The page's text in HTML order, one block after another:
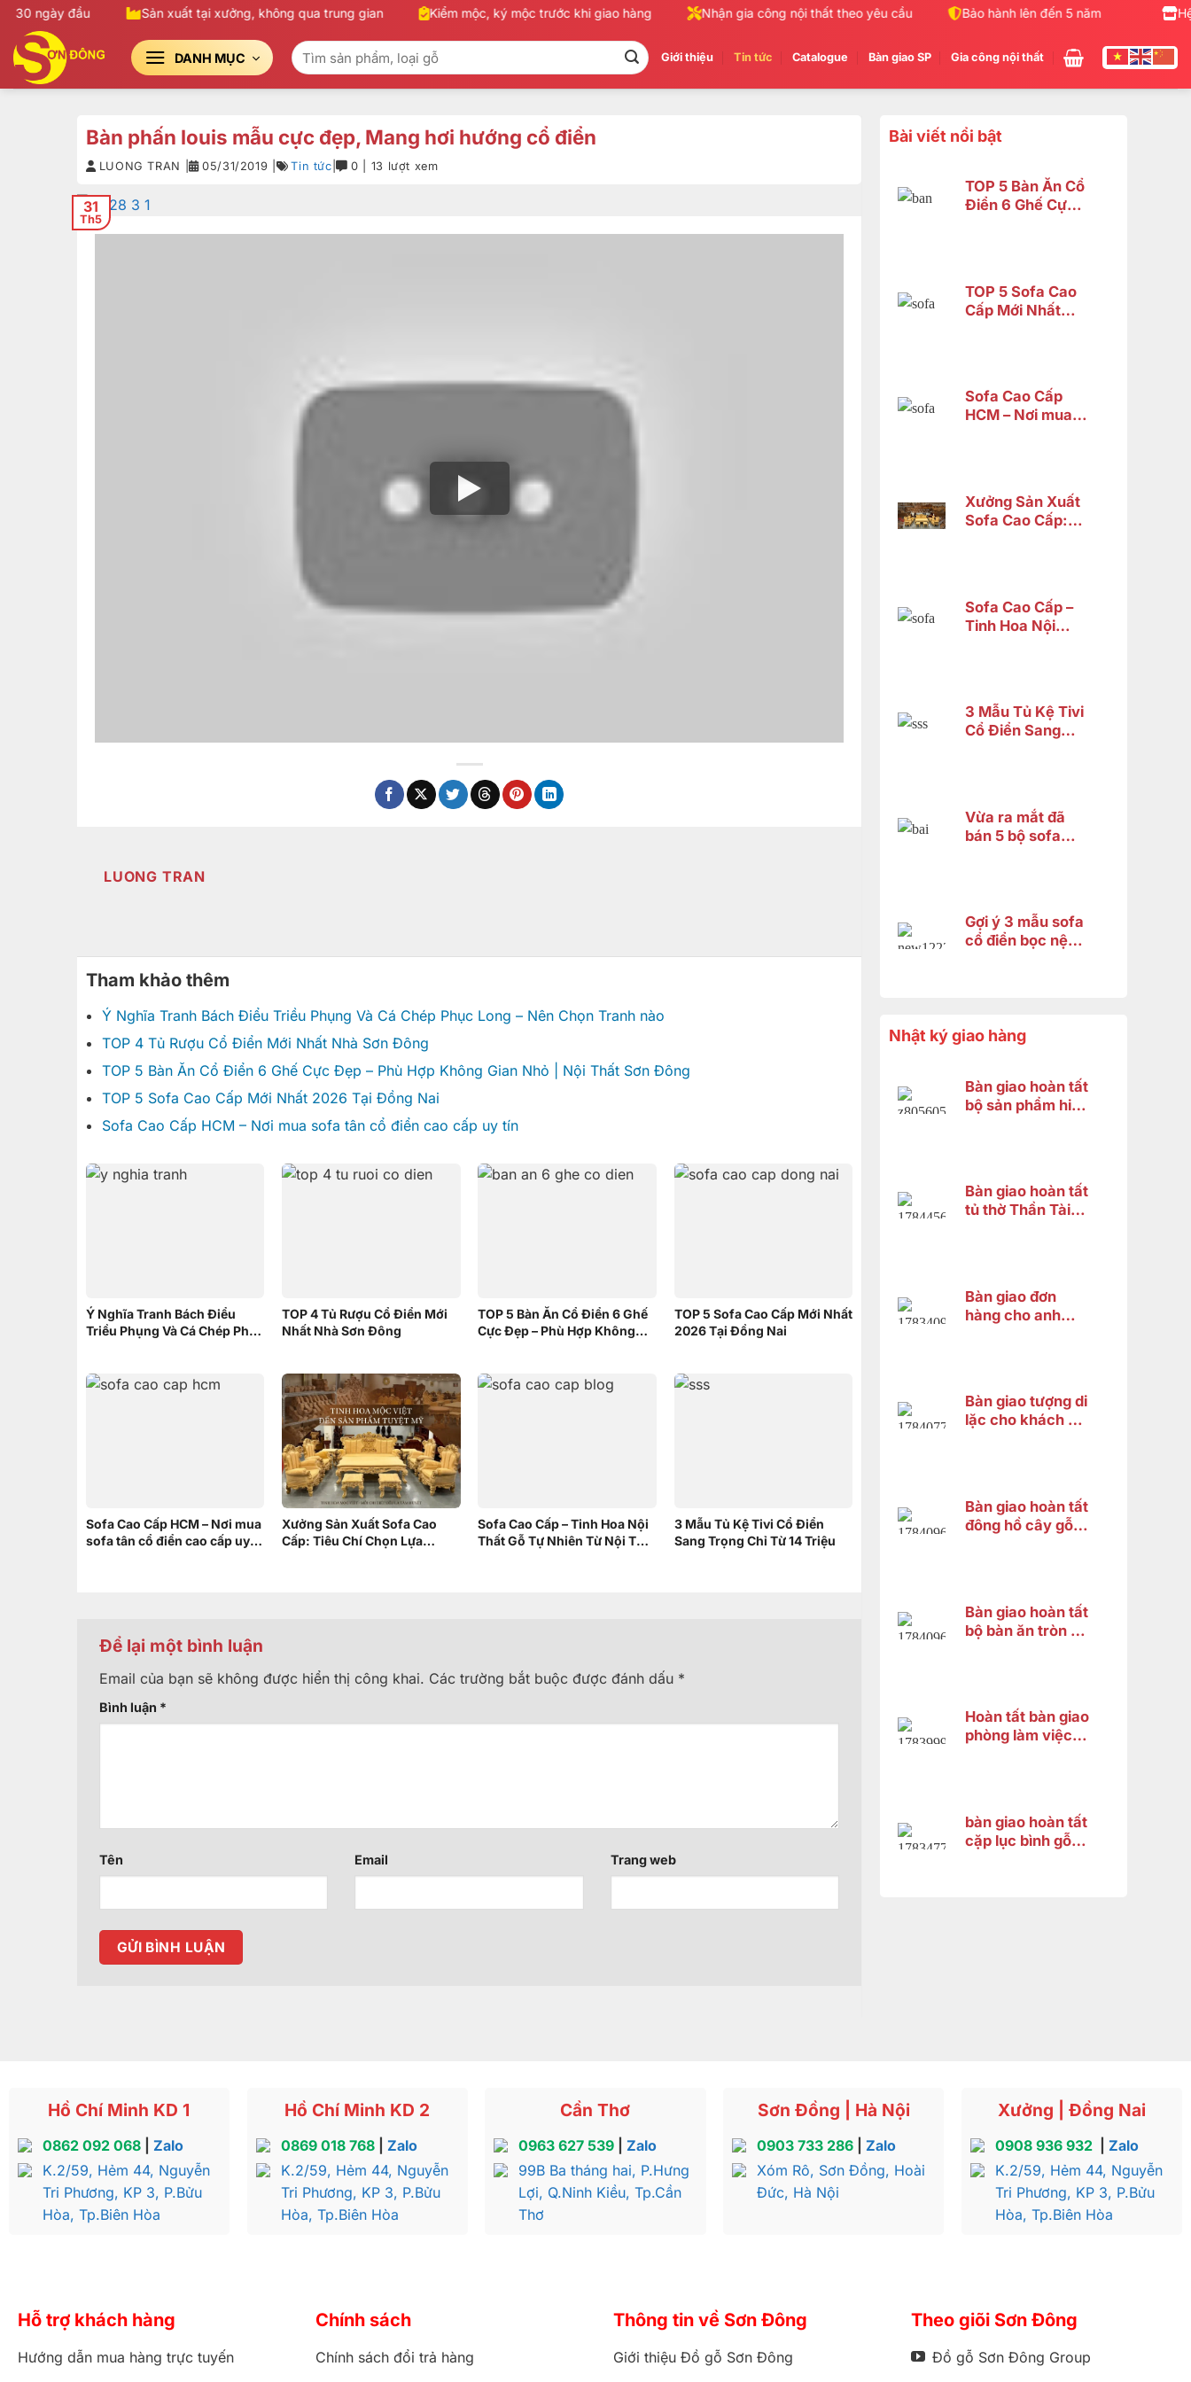
Bỏ
nội
dung
ngày đầu Sản xuất tại xưởng, không qua trung gian Kiểm mộc, ký mộc trước khi giao hàng Nhận gia công nội thất theo yêu cầu Bảo hành lên đến 5 năm 100%
DANH MỤC
Tìm
kiếm:
Giới thiệu Tin tức Catalogue Bàn giao SP Gia công nội thất
Bàn phấn louis mẫu cực đẹp, Mang hơi hướng cổ điển
LUONG TRAN | 05/31/2019 | Tin tức | 0 | 13 lượt xem
31
Th5
LUONG TRAN
Tham khảo thêm
Ý Nghĩa Tranh Bách Điểu Triều Phụng Và Cá Chép Phục Long – Nên Chọn Tranh nào
TOP 4 Tủ Rượu Cổ Điển Mới Nhất Nhà Sơn Đông
TOP 5 Bàn Ăn Cổ Điển 6 Ghế Cực Đẹp – Phù Hợp Không Gian Nhỏ | Nội Thất Sơn Đông
TOP 5 Sofa Cao Cấp Mới Nhất 2026 Tại Đồng Nai
Sofa Cao Cấp HCM – Nơi mua sofa tân cổ điển cao cấp uy tín
Ý Nghĩa Tranh Bách Điểu
Triều Phụng Và Cá Chép Phục
TOP 4 Tủ Rượu Cổ Điển Mới
Nhất Nhà Sơn Đông
TOP 5 Bàn Ăn Cổ Điển 6 Ghế
Cực Đẹp – Phù Hợp Không
TOP 5 Sofa Cao Cấp Mới Nhất
2026 Tại Đồng Nai
Sofa Cao Cấp HCM – Nơi mua
sofa tân cổ điển cao cấp uy
Xưởng Sản Xuất Sofa Cao
Cấp: Tiêu Chí Chọn Lựa
Sofa Cao Cấp – Tinh Hoa Nội
Thất Gỗ Tự Nhiên Từ Nội Thất
3 Mẫu Tủ Kệ Tivi Cổ Điển
Sang Trọng Chỉ Từ 14 Triệu
Để lại một bình luận
Email của bạn sẽ không được hiển thị công khai. Các trường bắt buộc được đánh dấu *
Bình luận *
Tên Email Trang web
Bài viết nổi bật
TOP 5 Bàn Ăn Cổ
Điển 6 Ghế Cực
TOP 5 Sofa Cao
Cấp Mới Nhất
Sofa Cao Cấp
HCM – Nơi mua
Xưởng Sản Xuất
Sofa Cao Cấp:
Sofa Cao Cấp –
Tinh Hoa Nội
3 Mẫu Tủ Kệ Tivi
Cổ Điển Sang
Vừa ra mắt đã
bán 5 bộ sofa
Gợi ý 3 mẫu sofa
cổ điển bọc nệm
Nhật ký giao hàng
Bàn giao hoàn tất
bộ sản phẩm hiện
Bàn giao hoàn tất
tủ thờ Thần Tài
Bàn giao đơn
hàng cho anh
Bàn giao tượng di
lặc cho khách chị
Bàn giao hoàn tất
đông hồ cây gỗ
Bàn giao hoàn tất
bộ bàn ăn tròn gỗ
Hoàn tất bàn giao
phòng làm việc
bàn giao hoàn tất
cặp lục bình gỗ
Hồ Chí Minh KD 1
0862 092 068| Zalo
K.2/59, Hẻm 44, Nguyễn
Tri Phương, KP 3, P.Bửu
Hòa, Tp.Biên Hòa
Hồ Chí Minh KD 2
0869 018 768| Zalo
K.2/59, Hẻm 44, Nguyễn
Tri Phương, KP 3, P.Bửu
Hòa, Tp.Biên Hòa
Cần Thơ
0963 627 539 |Zalo
99B Ba tháng hai, P.Hưng
Lợi, Q.Ninh Kiều, Tp.Cần
Thơ
Sơn Đồng | Hà Nội
0903 733 286 |Zalo
Xóm Rô, Sơn Đồng, Hoài
Đức, Hà Nội
Xưởng | Đồng Nai
0908 936 932
Zalo
K.2/59, Hẻm 44, Nguyễn
Tri Phương, KP 3, P.Bửu
Hòa, Tp.Biên Hòa
Hỗ trợ khách hàng
Hướng dẫn mua hàng trực tuyến
Chính sách
Chính sách đổi trả hàng
Thông tin về Sơn Đông
Giới thiệu Đồ gỗ Sơn Đông
Theo giõi Sơn Đông
Đồ gỗ Sơn Đông Group